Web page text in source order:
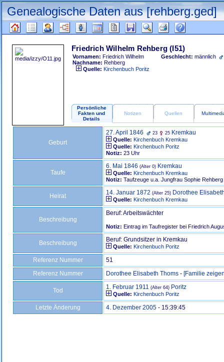
Genealogische Daten aus [rehberg.ged]
Friedrich Wilhelm Rehberg(I51)
Vornamen: Friedrich Wilhelm
Nachname: Rehberg
Quelle: Kirchenbuch Poritz
Geschlecht: männlich
Persönliche
Fakten und
Details
Notizen Quellen
Geburt
27. April 1846 23 25 Kremkau
Quelle: Kirchenbuch Kremkau
Quelle: Kirchenbuch Poritz
Notiz:23 Uhr
Taufe
6. Mai 1846 (Alter 0) Kremkau
Quelle: Kirchenbuch Kremkau
Notiz:Taufzeuge u.a. Jungfrau Sophie Rehberg
Heirat 14. Januar 1872 (Alter 25) Dorothee
Quelle: Kirchenbuch Kremkau
Beschreibung
Beruf: Arbeitswächter
Notiz: Eintrag im Taufregister bei Friedrich
Beschreibung Beruf: Grundsitzer in Kremkau
Quelle: Kirchenbuch Poritz
Referenz Nummer
51
Referenz Nummer
Dorothee Elisabeth Thoms - ‎[Familie
Tod 1. Februar 1911 (Alter 64) Poritz
Quelle: Kirchenbuch Poritz
Letzte Änderung 4. Dezember 2005 - 15:39:45